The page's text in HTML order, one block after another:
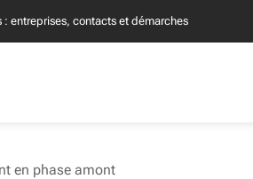
: entreprises, contacts et démarches
en phase amont